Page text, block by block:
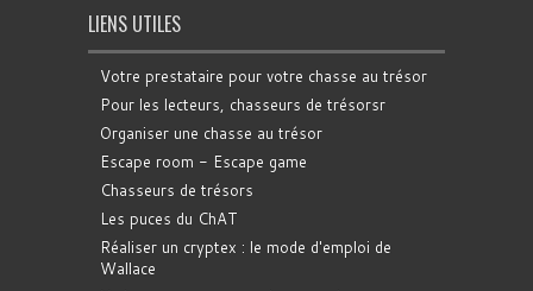
LIENS UTILES
Votre prestataire pour votre chasse au trésor
Pour les lecteurs, chasseurs de trésorsr
Organiser une chasse au trésor
Escape room - Escape game
Chasseurs de trésors
Les puces du ChAT
Réaliser un cryptex : le mode d'emploi de
Wallace